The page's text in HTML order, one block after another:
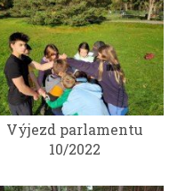
Výjezd parlamentu
10/2022